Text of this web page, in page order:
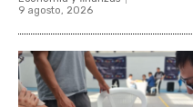
9 agosto, 2026